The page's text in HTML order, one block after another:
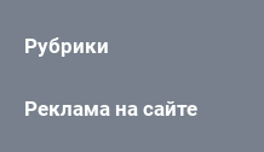
Рубрики
Реклама на сайте